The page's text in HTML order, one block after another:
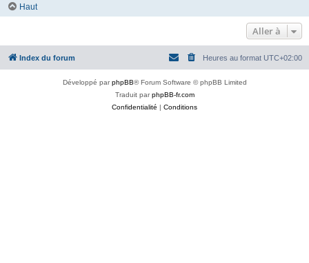
Haut
Aller à
Index du forum Heures au format UTC+02:00
Développé parphpBB® Forum Software © phpBB Limited
Traduit parphpBB-fr.com
Confidentialité | Conditions